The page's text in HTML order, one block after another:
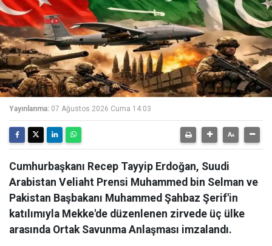
Yayınlanma: 07 Ağustos 2026 Cuma 14:03
Cumhurbaşkanı Recep Tayyip Erdoğan, Suudi
Arabistan Veliaht Prensi Muhammed bin Selman ve
Pakistan Başbakanı Muhammed Şahbaz Şerif'in
katılımıyla Mekke'de düzenlenen zirvede üç ülke
arasında Ortak Savunma Anlaşması imzalandı.